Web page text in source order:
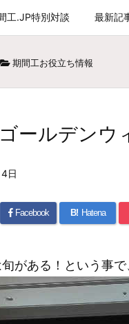
工.JP特別対談 最新記
期間工お役立ち情報
ールデンウ
日
Facebook B! Hatena
がある！という事